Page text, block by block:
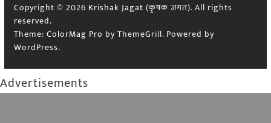
Copyright © 2026 Krishak Jagat (कृषक जगत). All rights
reserved.
Theme: ColorMag Pro by ThemeGrill. Powered by
WordPress.
Advertisements